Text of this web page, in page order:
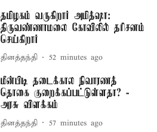
தமிழகம் வருகிறார் அமித்ஷா:
திருவண்ணாமலை கோவிலில் தரிசனம்
செய்கிறார்
தினத்தந்தி 52 minutes ago
மீன்பிடி தடைக்கால நிவாரணத்
தொகை குறைக்கப்பட்டுள்ளதா? -
அரசு விளக்கம்
தினத்தந்தி 57 minutes ago